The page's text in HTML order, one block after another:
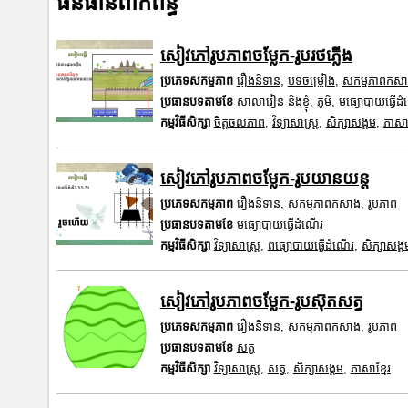
សៀវភៅរូបភាពចម្លែក-រូបរថភ្លើង
ប្រភេទសកម្មភាព រឿងនិទាន បទចម្រៀង សកម្មភាពកស
ប្រធានបទតាមខែ សាលារៀន និងខ្ញុំ ភូមិ, មធ្យោបាយធ្វើ
កម្មវិធីសិក្សា ចិត្តចលភាព វិទ្យាសាស្រ្ត សិក្សាសង្គម, ភាសា
សៀវភៅរូបភាពចម្លែក-រូបយានយន្ត
ប្រភេទសកម្មភាព រឿងនិទាន សកម្មភាពកសាង រូបភាព
ប្រធានបទតាមខែ មធ្យោបាយធ្វើដំណើរ
កម្មវិធីសិក្សា វិទ្យាសាស្រ្ត ពធ្យោបាយធ្វើដំណើរ, សិក្សាសង្គ
សៀវភៅរូបភាពចម្លែក-រូបស៊ុតសត្វ
ប្រភេទសកម្មភាព រឿងនិទាន សកម្មភាពកសាង រូបភាព
ប្រធានបទតាមខែ សត្វ
កម្មវិធីសិក្សា វិទ្យាសាស្រ្ត សត្វ សិក្សាសង្គម, ភាសាខ្មែរ